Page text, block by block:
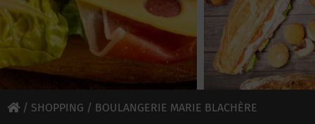
/ SHOPPING / BOULANGERIE MARIE BLACHÈRE